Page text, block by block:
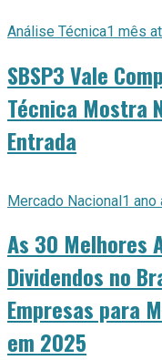
Análise Técnica1 mês
SBSP3 Vale
Técnica Mostra
Entrada
Mercado Nacional1 ano
As 30 Melhores
Dividendos no
Empresas para
em 2025